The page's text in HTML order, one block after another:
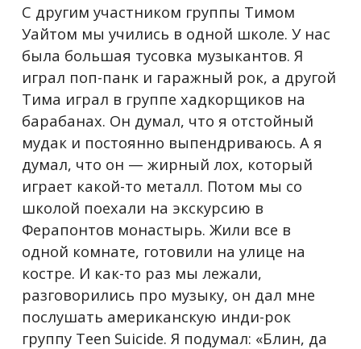
С другим участником группы Тимом
Уайтом мы учились в одной школе. У нас
была большая тусовка музыкантов. Я
играл поп-панк и гаражный рок, а другой
Тима играл в группе хадкорщиков на
барабанах. Он думал, что я отстойный
мудак и постоянно выпендриваюсь. А я
думал, что он — жирный лох, который
играет какой-то металл. Потом мы со
школой поехали на экскурсию в
Ферапонтов монастырь. Жили все в
одной комнате, готовили на улице на
костре. И как-то раз мы лежали,
разговорились про музыку, он дал мне
послушать американскую инди-рок
группу Teen Suicide. Я подумал: «Блин, да